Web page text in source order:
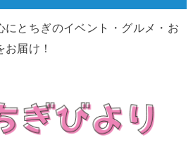
とちぎのイベント・グルメ・お
届け！